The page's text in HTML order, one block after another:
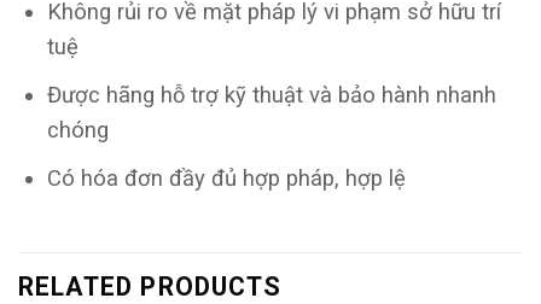
Không rủi ro về mặt pháp lý vi phạm sở hữu trí
tuệ
Được hãng hỗ trợ kỹ thuật và bảo hành nhanh
chóng
Có hóa đơn đầy đủ hợp pháp, hợp lệ
RELATED PRODUCTS